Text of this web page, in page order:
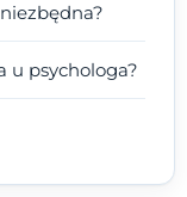
u psychologa?